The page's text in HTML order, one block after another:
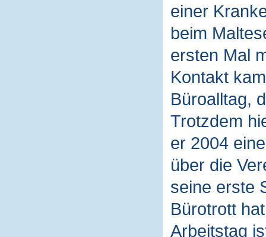
einer
beim
ersten Mal
Kontakt
Büroalltag,
Trotzdem
er 2004
über die
seine erste
Bürotrott
Arbeitstag